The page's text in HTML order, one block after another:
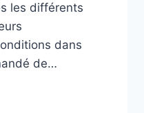
les différents
dans
de…